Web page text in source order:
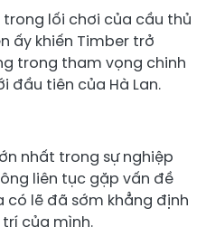
lối chơi của cầu thủ
ấy khiến Timber trở
trong tham vọng chinh
đầu tiên của Hà Lan.
nhất trong sự nghiệp
liên tục gặp vấn đề
có lẽ đã sớm khẳng định
của mình.